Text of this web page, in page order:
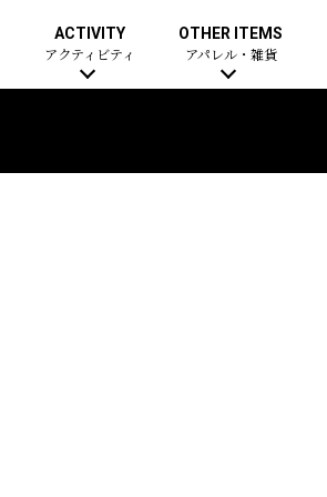
ACTIVITY
アクティビティ
OTHER ITEMS
アパレル・雑貨